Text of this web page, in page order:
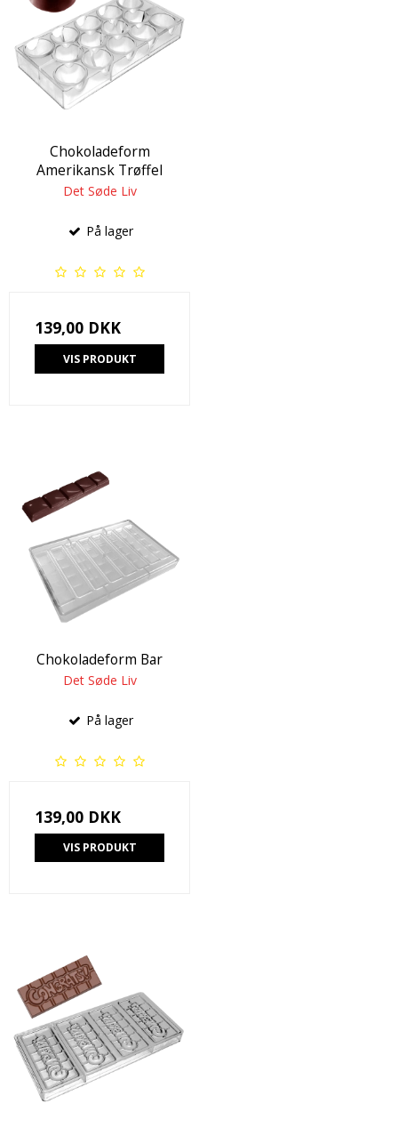
Chokoladeform
Amerikansk Trøffel
Det Søde Liv
På lager
139,00 DKK
VIS PRODUKT
Chokoladeform Bar
Det Søde Liv
På lager
139,00 DKK
VIS PRODUKT